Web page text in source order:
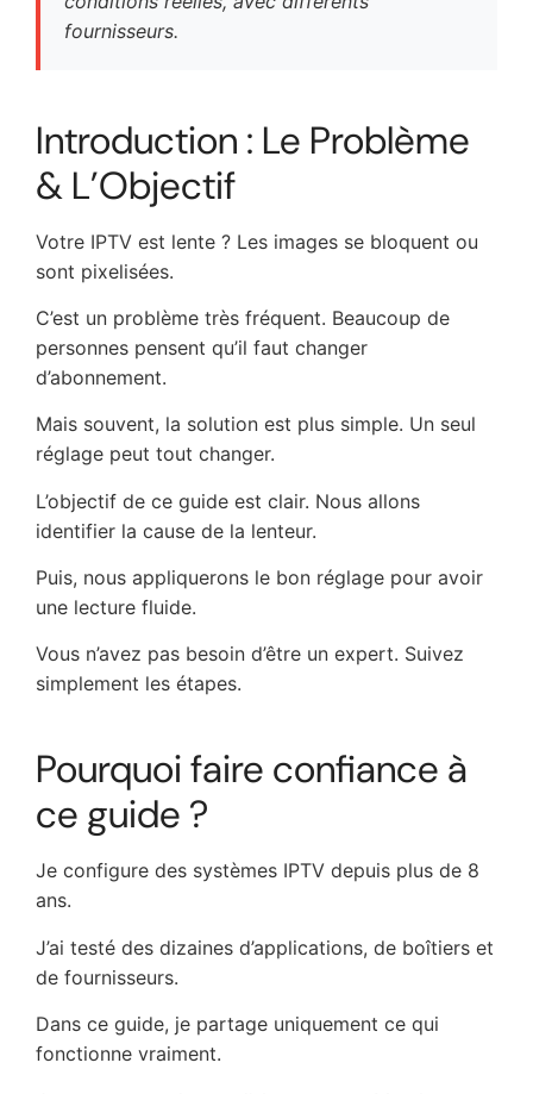
fournisseurs.
Introduction : Le Problème
& L’Objectif
Votre IPTV est lente ? Les images se bloquent ou
sont pixelisées.
C’est un problème très fréquent. Beaucoup de
personnes pensent qu’il faut changer
d’abonnement.
Mais souvent, la solution est plus simple. Un seul
réglage peut tout changer.
L’objectif de ce guide est clair. Nous allons
identifier la cause de la lenteur.
Puis, nous appliquerons le bon réglage pour avoir
une lecture fluide.
Vous n’avez pas besoin d’être un expert. Suivez
simplement les étapes.
Pourquoi faire confiance à
ce guide ?
Je configure des systèmes IPTV depuis plus de 8
ans.
J’ai testé des dizaines d’applications, de boîtiers et
de fournisseurs.
Dans ce guide, je partage uniquement ce qui
fonctionne vraiment.